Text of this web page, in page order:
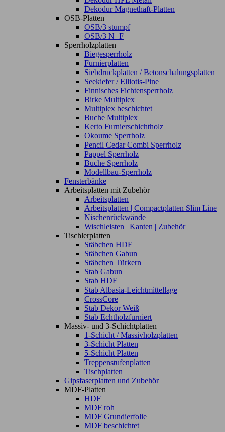
Dekodur Magnethaft-Platten
OSB-Platten
OSB/3 stumpf
OSB/3 N+F
Sperrholzplatten
Biegesperrholz
Furnierplatten
Siebdruckplatten / Betonschalungsplatten
Seekiefer / Elliotis-Pine
Finnisches Fichtensperrholz
Birke Multiplex
Multiplex beschichtet
Buche Multiplex
Kerto Furnierschichtholz
Okoume Sperrholz
Pencil Cedar Combi Sperrholz
Pappel Sperrholz
Buche Sperrholz
Modellbau-Sperrholz
Fensterbänke
Arbeitsplatten mit Zubehör
Arbeitsplatten
Arbeitsplatten | Compactplatten Slim Line
Nischenrückwände
Wischleisten | Kanten | Zubehör
Tischlerplatten
Stäbchen HDF
Stäbchen Gabun
Stäbchen Türkern
Stab Gabun
Stab HDF
Stab Albasia-Leichtmittellage
CrossCore
Stab Dekor Weiß
Stab Echtholzfurniert
Massiv- und 3-Schichtplatten
1-Schicht / Massivholzplatten
3-Schicht Platten
5-Schicht Platten
Treppenstufenplatten
Tischplatten
Gipsfaserplatten und Zubehör
MDF-Platten
HDF
MDF roh
MDF Grundierfolie
MDF beschichtet